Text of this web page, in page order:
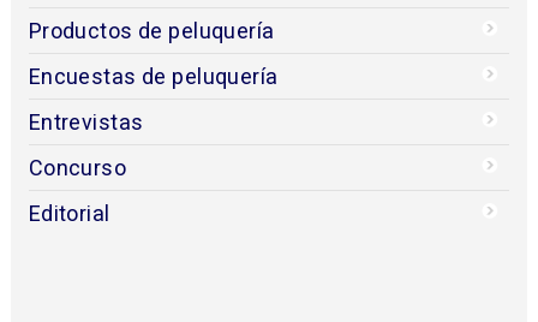
Productos de peluquería
Encuestas de peluquería
Entrevistas
Concurso
Editorial